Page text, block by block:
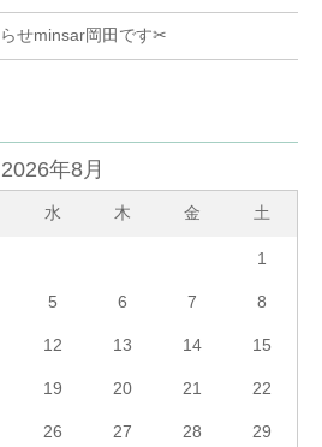
せminsar岡田です✂︎
2026年8月
水 木 金 土
1
5 6 7 8
12 13 14 15
19 20 21 22
26 27 28 29